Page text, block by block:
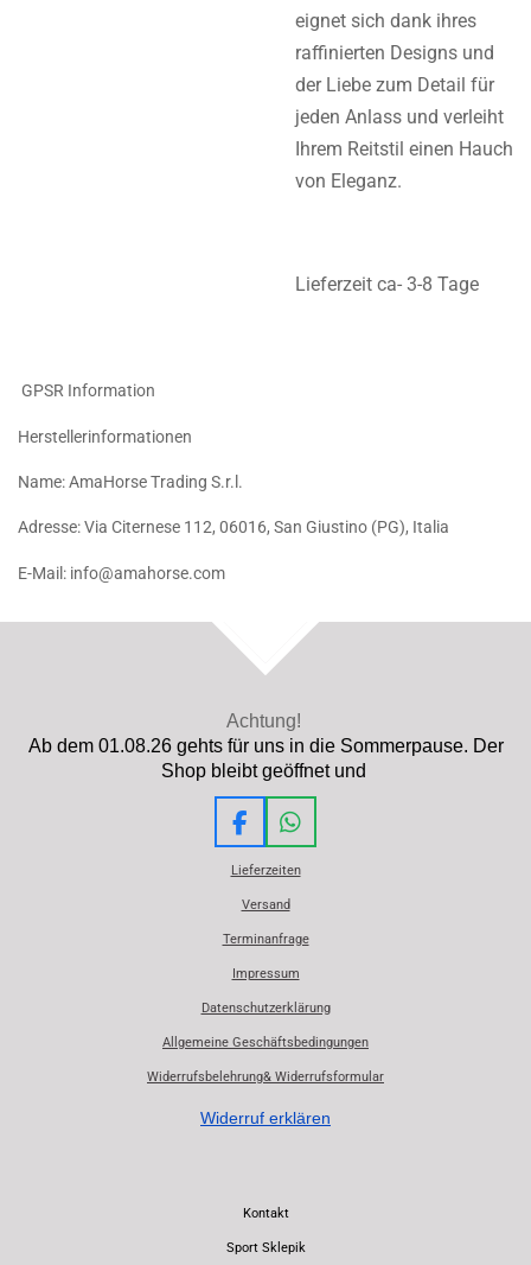
eignet sich dank ihres
raffinierten Designs und
der Liebe zum Detail für
jeden Anlass und verleiht
Ihrem Reitstil einen Hauch
von Eleganz.
Lieferzeit ca- 3-8 Tage
GPSR Information
Herstellerinformationen
Name: AmaHorse Trading S.r.l.
Adresse: Via Citernese 112, 06016, San Giustino (PG), Italia
E-Mail: info@amahorse.com
Achtung!
Ab dem 01.08.26 gehts für uns in die Sommerpause. Der
Shop bleibt geöffnet und
F
a
c
e
o
o
W
h
a
t
A
p
Lieferzeiten
Versand
Terminanfrage
Impressum
Datenschutzerklärung
Allgemeine Geschäftsbedingungen
Widerrufsbelehrung& Widerrufsformular
Widerruf erklären
Kontakt
Sport Sklepik